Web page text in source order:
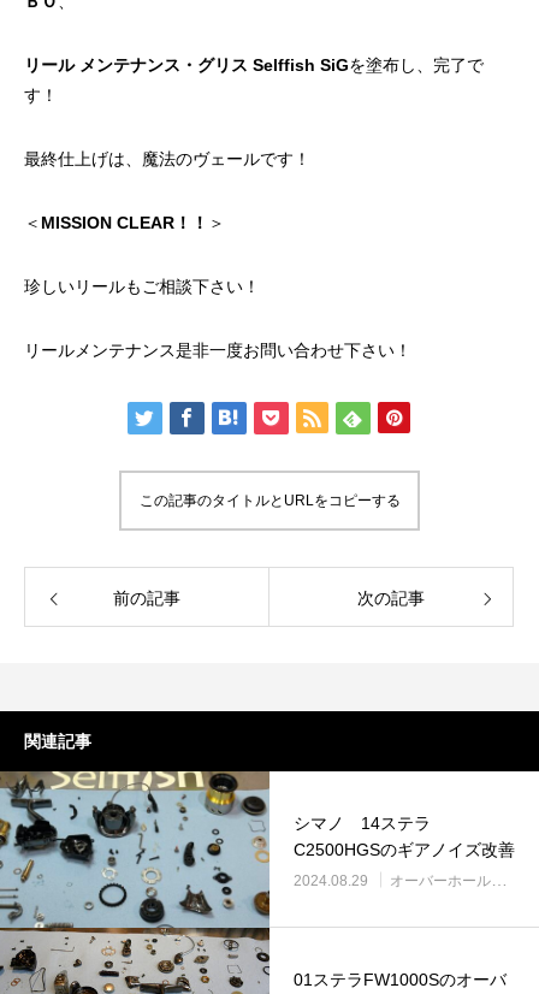
リール メンテナンス・グリス Selffish SiGを塗布し、完了で
す！
最終仕上げは、 魔法のヴェールです！
＜ MISSION CLEAR！！ ＞
珍しいリールもご相談下さい！
リールメンテナンス是非一度お問い合わせ下さい！
この記事のタイトルとURLをコピーする
前の記事 次の記事
関連記事
シマノ 14ステラ
C2500HGSのギアノイズ改善
2024.08.29 オーバーホール実例
01ステラFW1000Sのオーバ